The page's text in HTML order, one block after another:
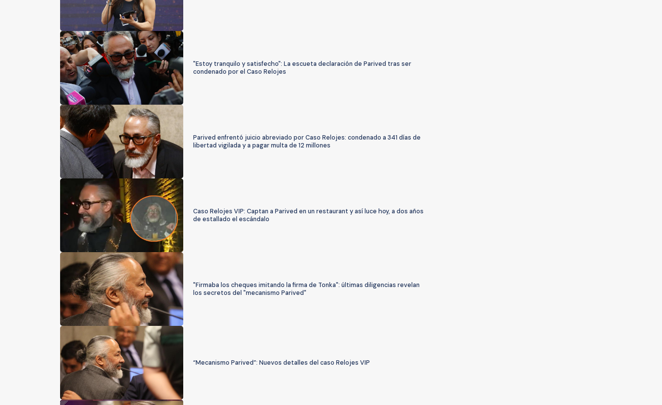
"Estoy tranquilo y satisfecho": La escueta declaración de Parived tras ser
condenado por el Caso Relojes
Parived enfrentó juicio abreviado por Caso Relojes: condenado a 341 días de
libertad vigilada y a pagar multa de 12 millones
Caso Relojes VIP: Captan a Parived en un restaurant y así luce hoy, a dos años
de estallado el escándalo
"Firmaba los cheques imitando la firma de Tonka": últimas diligencias revelan
los secretos del "mecanismo Parived"
“Mecanismo Parived”: Nuevos detalles del caso Relojes VIP